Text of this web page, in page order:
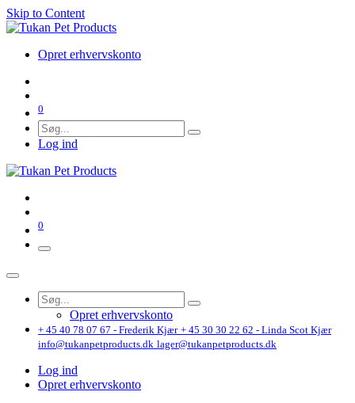
Skip to Content
Opret erhvervskonto
0
Log ind
0
Opret erhvervskonto
+ 45 40 78 07 67 - Frederik Kjær + 45 30 30 22 62 - Linda Scot Kjær
info@tukanpetproducts.dk lager@tukanpetproducts.dk
Log ind
Opret erhvervskonto